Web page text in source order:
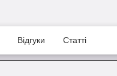
Відгуки Статті